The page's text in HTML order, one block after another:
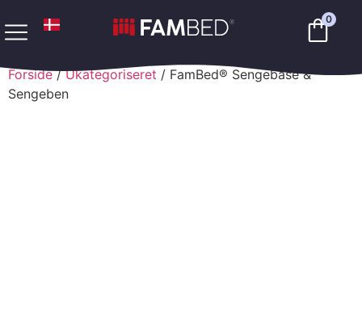
0
Forside/Ukategoriseret / FamBed® Sengebase &
Sengeben